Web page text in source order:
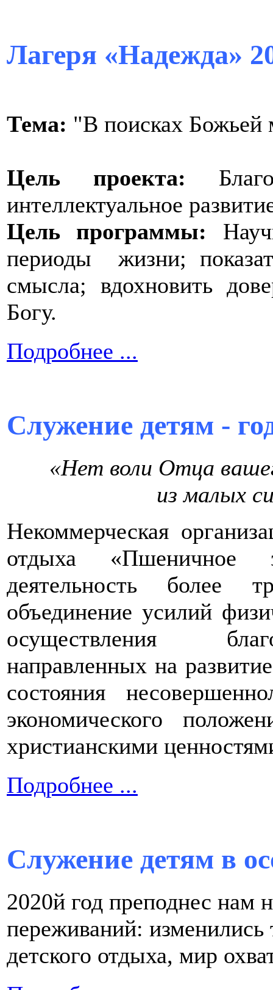
Лагеря «Надежда»
Тема: "В поисках Божьей
Цель проекта:
интеллектуальное
Цель программы:
периоды жизни;
смысла; вдохновить
Богу.
Подробнее ...
Служение детям -
«Нет воли Отца
из малых
Некоммерческая
отдыха «Пшеничное
деятельность более
объединение усилий
осуществления
направленных на
состояния
экономического
христианскими
Подробнее ...
Служение детям в
2020й год преподнес нам
переживаний: изменились
детского отдыха, мир